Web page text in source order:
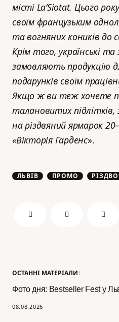
ОСТАННІ МАТЕРІАЛИ:
Фото дня: Bestseller Fest у
08.08.2026
місті La’Siotat. Цього
своїм французьким
та вогняних коників до
Крім того, українські та
замовляють продукцію
подарунків своїм
Якщо ж ви теж хочете
талановитих
на різдвяний ярмарок
«Вікторія Гарденс».
ЛЬВІВ ПРОМО РІЗДВО